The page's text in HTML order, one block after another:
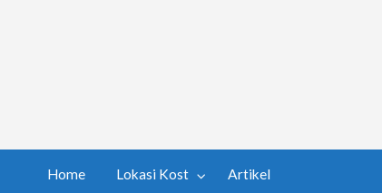
Home Lokasi Kost Artikel